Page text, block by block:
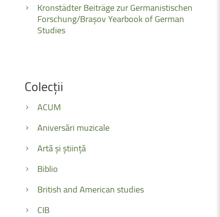
Kronstädter Beiträge zur Germanistischen
Forschung/Brașov Yearbook of German
Studies
Colecții
ACUM
Aniversări muzicale
Artă și știință
Biblio
British and American studies
CIB